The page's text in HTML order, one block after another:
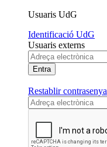
Usuaris UdG
Identificació UdG
Usuaris externs
Restablir contrasenya